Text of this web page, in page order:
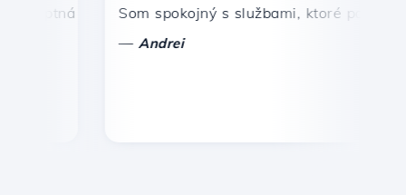
a efektívna technická podpora.
Som spokojný s službami, ktoré ponúka
Andrei